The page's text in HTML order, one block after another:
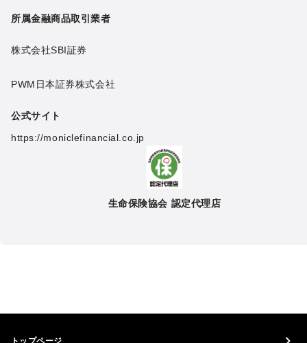
所属金融商品取引業者
株式会社SBI証券
PWM日本証券株式会社
公式サイト
https://moniclefinancial.co.jp
生命保険協会 認定代理店
トップページ